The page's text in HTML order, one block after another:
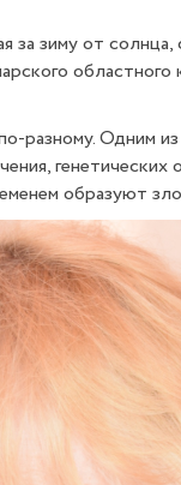
зиму от
разному. Одним
генетических
образуют